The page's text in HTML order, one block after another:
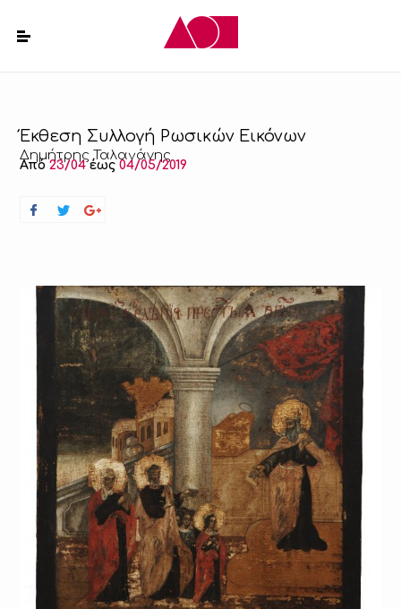
Έκθεση Συλλογή Ρωσικών Εικόνων
Δημήτρης Ταλαγάνης
Από23/04έως04/05/2019